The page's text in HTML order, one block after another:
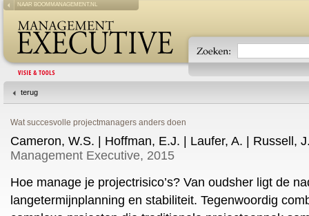
NAAR BOOMMANAGEMENT.NL
terug
Wat succesvolle projectmanagers anders doen
Cameron, W.S. | Hoffman, E.J. | Laufer, A. | Russell,
Management Executive, 2015
Hoe manage je projectrisico’s? Van oudsher ligt de
langetermijnplanning en stabiliteit. Tegenwoordig